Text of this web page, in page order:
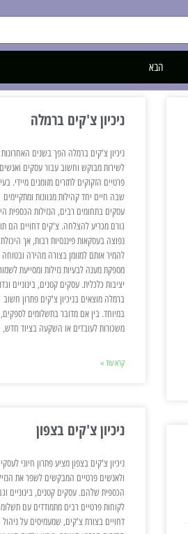
הבא
ניכיון צ'קים ברמלה
ניכיון צ'קים ברמלה הפך בשנים האחרונות
לשירות מבוקש וחשוב עבור עסקים ואנשים
פרטיים הזקוקים לתזרים מזומנים מיידי.
שבה חיים יחד קהילות מגוונות ומתקיימים
עסקים בתחומים רבים, הנזילות הכספית
גורם מכריע להצלחה. צ'קים דחויים הם
נפוצה בעסקאות פיננסיות רבות, אך היכולת
להמיר אותם למזומן בצורה מהירה ובטוחה
מספקת מענה לבעיות נזילות ומסייעת
יציבות כלכלית. עסקים קטנים, בינוניים
ברמלה מוצאים בניכיון צ'קים פתרון חשוב
במיוחד. בין אם מדובר בתשלומים לספקים,
משכורות לעובדים או השקעה בציוד חדש,
קרא עוד »
ניכיון צ'קים בצפון
ניכיון צ'קים בצפון מציע פתרון חיוני
ולאנשים פרטיים המבקשים לשפר את
הכספית שלהם. עסקים קטנים, בינוניים
לקוחות פרטיים רבים מתמודדים עם
דחויים בצורת צ'קים, שמעמיסים על ניהול